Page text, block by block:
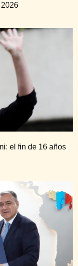
el fin de 16 años